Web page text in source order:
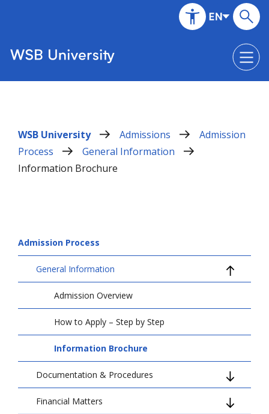
WSB University Admissions
Admission
Process
General Information
Information Brochure
Admission Process
General Information
Admission Overview
How to Apply – Step by Step
Information Brochure
Documentation & Procedures
Required documents
Financial Matters